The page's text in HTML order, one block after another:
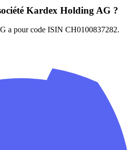
Kardex Holding AG ?
a pour code ISIN CH0100837282.